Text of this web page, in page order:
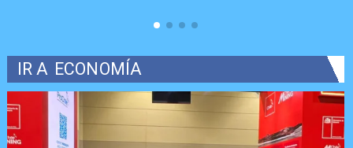
IR A ECONOMÍA